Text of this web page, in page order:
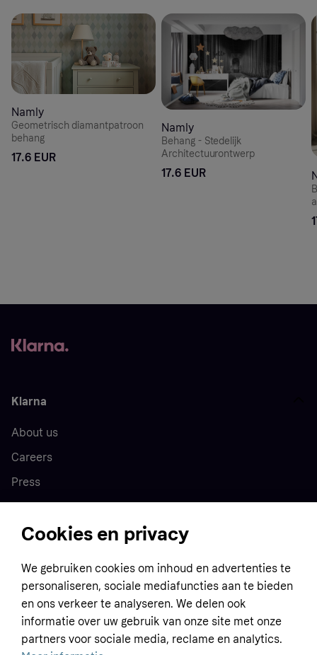
Namly
Geometrisch diamantpatroon
behang
17.6 EUR
Namly
Behang - Stedelijk
Architectuurontwerp
17.6 EUR
Klarna
About us
Careers
Press
Home
Customer service
Terms & conditions
Privacy policy
Tracking technology notice
Business
Sell with Klarna
Contact us
Global
Cookies en privacy
We gebruiken cookies om inhoud en advertenties te
personaliseren, sociale mediafuncties aan te bieden
en ons verkeer te analyseren. We delen ook
informatie over uw gebruik van onze site met onze
partners voor sociale media, reclame en analytics.